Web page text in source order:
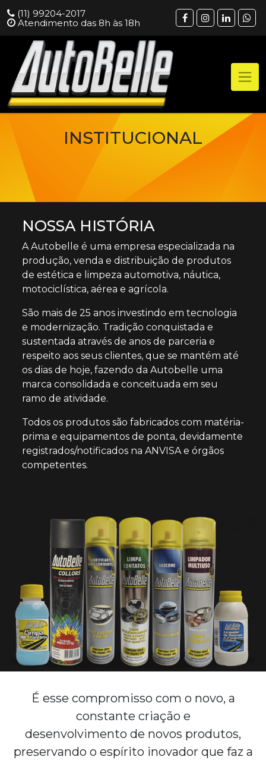
(11) 99204-2017
Atendimento das 8h às 18h
INSTITUCIONAL
NOSSA HISTÓRIA
A Autobelle é uma empresa especializada na
produção, venda e distribuição de produtos
de estética e limpeza automotiva, náutica,
motociclística, aérea e agrícola.
São mais de 25 anos investindo em tecnologia
e modernização. Tradição conquistada e
sustentada através de anos de parceria e
respeito aos seus clientes, que se mantém até
os dias de hoje, fazendo da Autobelle uma
marca consolidada e conceituada em seu
ramo de atividade.
Todos os produtos são fabricados com matéria-
prima e equipamentos de ponta, devidamente
registrados/notificados na ANVISA e órgãos
competentes.
É esse compromisso com o novo, a
constante criação e
desenvolvimento de novos produtos,
preservando o espírito inovador que faz a